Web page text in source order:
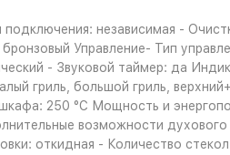
независимая -
Управление- Тип
- Звуковой таймер: да
гриль, большой гриль,
250 °С Мощность и
возможности
откидная - Количество